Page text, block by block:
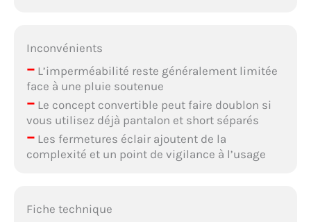
Inconvénients
–L’imperméabilité reste généralement limitée
face à une pluie soutenue
–Le concept convertible peut faire doublon si
vous utilisez déjà pantalon et short séparés
–Les fermetures éclair ajoutent de la
complexité et un point de vigilance à l’usage
Fiche technique